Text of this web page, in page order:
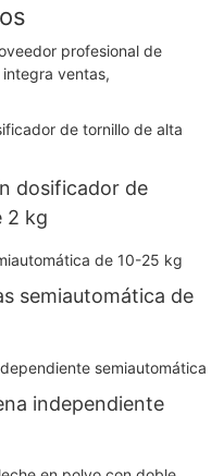
profesional de
ventas,
dosificador de
2 kg
semiautomática de
independiente